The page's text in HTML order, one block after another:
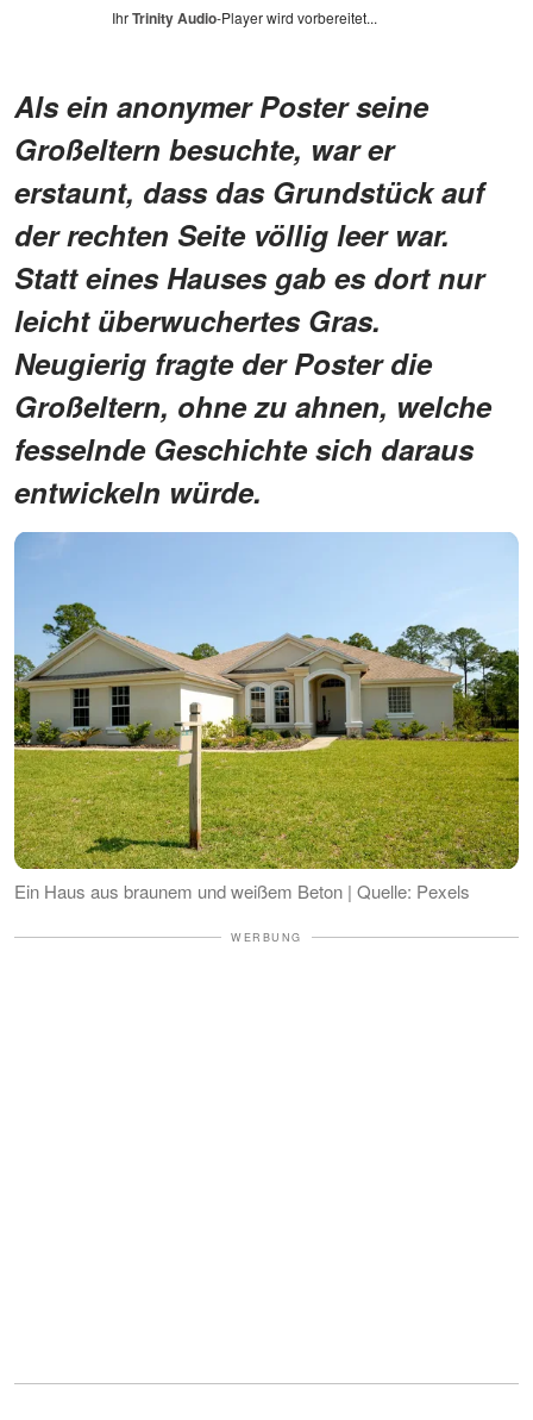
IhrTrinity Audio-Player wird vorbereitet...
Als ein anonymer Poster seine
Großeltern besuchte, war er
erstaunt, dass das Grundstück auf
der rechten Seite völlig leer war.
Statt eines Hauses gab es dort nur
leicht überwuchertes Gras.
Neugierig fragte der Poster die
Großeltern, ohne zu ahnen, welche
fesselnde Geschichte sich daraus
entwickeln würde.
Ein Haus aus braunem und weißem Beton | Quelle: Pexels
WERBUNG